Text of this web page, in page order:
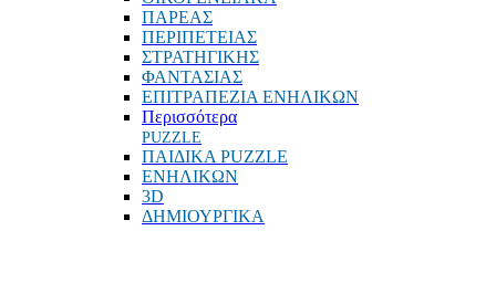
ΠΑΡΕΑΣ
ΠΕΡΙΠΕΤΕΙΑΣ
ΣΤΡΑΤΗΓΙΚΗΣ
ΦΑΝΤΑΣΙΑΣ
ΕΠΙΤΡΑΠΕΖΙΑ ΕΝΗΛΙΚΩΝ
Περισσότερα
PUZZLE
ΠΑΙΔΙΚΑ PUZZLE
ΕΝΗΛΙΚΩΝ
3D
ΔΗΜΙΟΥΡΓΙΚΑ